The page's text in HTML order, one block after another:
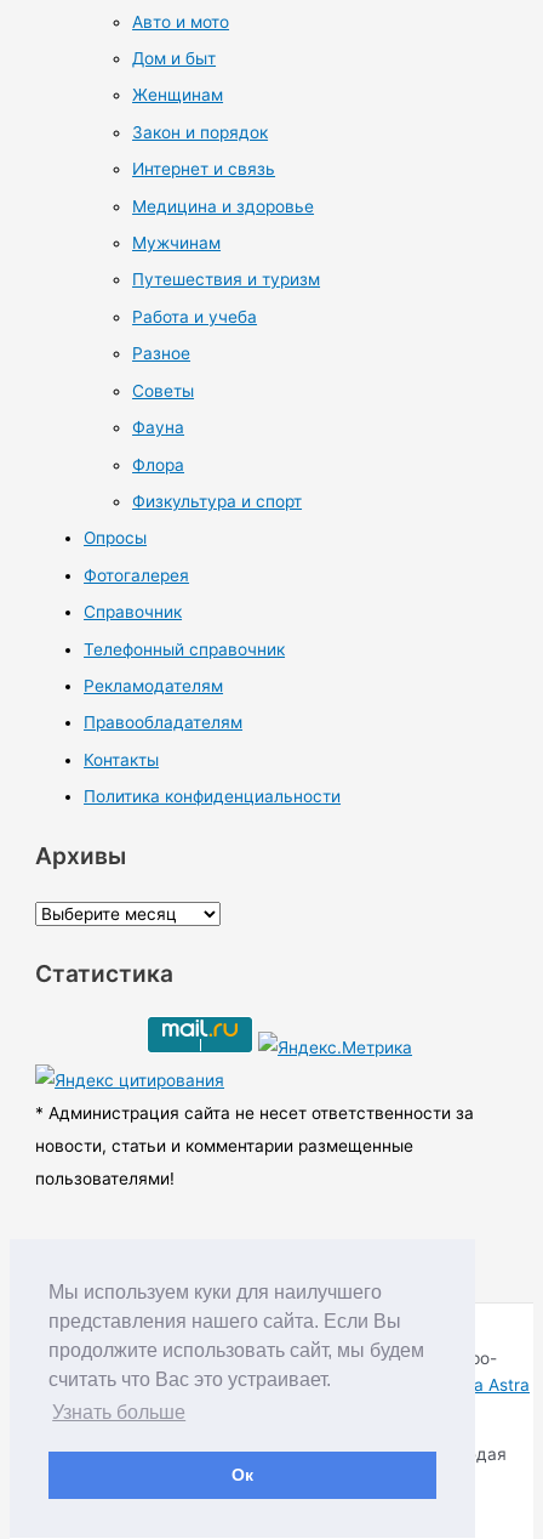
Мы используем куки для наилучшего
представления нашего сайта. Если Вы
продолжите использовать сайт, мы будем
считать что Вас это устраивает.
Узнать больше
Ок
Авто и мото
Дом и быт
Женщинам
Закон и порядок
Интернет и связь
Медицина и здоровье
Мужчинам
Путешествия и туризм
Работа и учеба
Разное
Советы
Фауна
Флора
Физкультура и спорт
Опросы
Фотогалерея
Справочник
Телефонный справочник
Рекламодателям
Правообладателям
Контакты
Политика конфиденциальности
Архивы
А
х
ы
Статистика
* Администрация сайта не несет ответственности за
новости, статьи и комментарии размещенные
пользователями!
Copyright © RUDNIK.MOBI 28.06.2008 - 2026 | Северо-
Енисейский округ Красноярского края | Powered by
Тема Astra
Копирование материалов разрешается только соблюдая
Правила